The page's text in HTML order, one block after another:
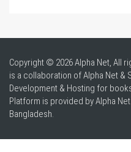
Copyright © 2026 Alpha Net, All
is a collaboration of Alpha Net &
Development & Hosting for
Platform is provided by Alpha
Bangladesh.